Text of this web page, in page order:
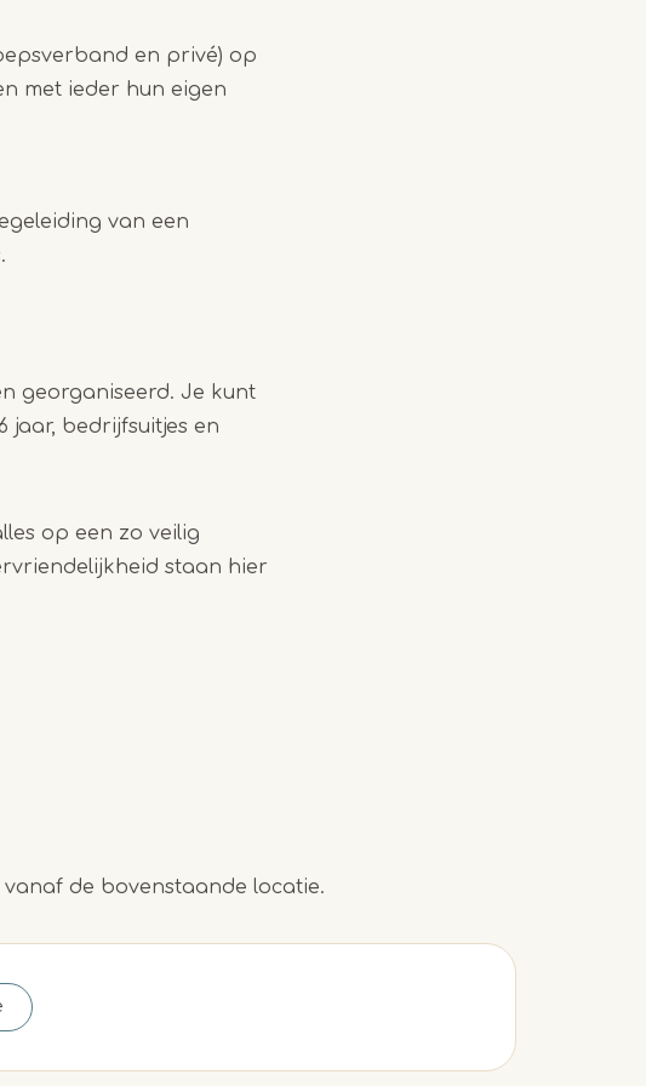
en privé) op
met ieder hun eigen
van een
georganiseerd. Je kunt
jaar, bedrijfsuitjes en
op een zo veilig
staan hier
de bovenstaande locatie.